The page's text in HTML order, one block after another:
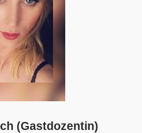
(Gastdozentin)